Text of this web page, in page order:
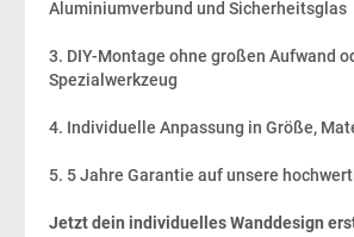
Aluminiumverbund und Sicherheitsglas
3. DIY-Montage ohne großen Aufwand
Spezialwerkzeug
4. Individuelle Anpassung in Größe,
5. 5 Jahre Garantie auf unsere
Jetzt dein individuelles Wanddesign